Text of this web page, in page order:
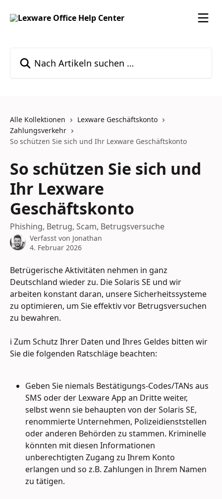
Alle Kollektionen
Lexware Geschäftskonto
Zahlungsverkehr
So schützen Sie sich und Ihr Lexware Geschäftskonto
So schützen Sie sich und
Ihr Lexware
Geschäftskonto
Phishing, Betrug, Scam, Betrugsversuche
Verfasst von Jonathan
4. Februar 2026
Betrügerische Aktivitäten nehmen in ganz
Deutschland wieder zu. Die Solaris SE und wir
arbeiten konstant daran, unsere Sicherheitssysteme
zu optimieren, um Sie effektiv vor Betrugsversuchen
zu bewahren.
ℹ Zum Schutz Ihrer Daten und Ihres Geldes bitten wir
Sie die folgenden Ratschläge beachten:
Geben Sie niemals Bestätigungs-Codes/TANs aus
SMS oder der Lexware App an Dritte weiter,
selbst wenn sie behaupten von der Solaris SE,
renommierte Unternehmen, Polizeidienststellen
oder anderen Behörden zu stammen. Kriminelle
könnten mit diesen Informationen
unberechtigten Zugang zu Ihrem Konto
erlangen und so z.B. Zahlungen in Ihrem Namen
zu tätigen.